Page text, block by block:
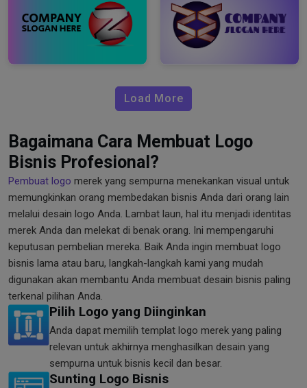
Load More
Bagaimana Cara Membuat Logo
Bisnis Profesional?
Pembuat logo merek yang sempurna menekankan visual untuk
memungkinkan orang membedakan bisnis Anda dari orang lain
melalui desain logo Anda. Lambat laun, hal itu menjadi identitas
merek Anda dan melekat di benak orang. Ini mempengaruhi
keputusan pembelian mereka. Baik Anda ingin membuat logo
bisnis lama atau baru, langkah-langkah kami yang mudah
digunakan akan membantu Anda membuat desain bisnis paling
terkenal pilihan Anda.
Pilih Logo yang Diinginkan
Anda dapat memilih templat logo merek yang paling
relevan untuk akhirnya menghasilkan desain yang
sempurna untuk bisnis kecil dan besar.
Sunting Logo Bisnis